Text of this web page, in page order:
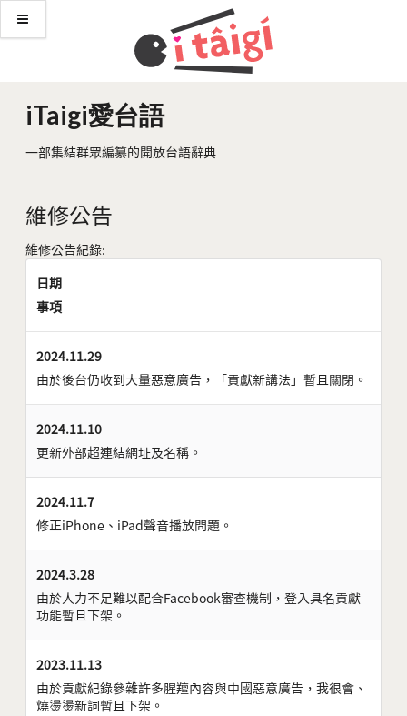
iTaigi愛台語
一部集結群眾編纂的開放台語辭典
維修公告
維修公告紀錄:
日期
事項
2024.11.29
由於後台仍收到大量惡意廣告，「貢獻新講法」暫且關閉。
2024.11.10
更新外部超連結網址及名稱。
2024.11.7
修正iPhone、iPad聲音播放問題。
2024.3.28
由於人力不足難以配合Facebook審查機制，登入具名貢獻
功能暫且下架。
2023.11.13
由於貢獻紀錄參雜許多腥羶內容與中國惡意廣告，我很會、
燒燙燙新詞暫且下架。